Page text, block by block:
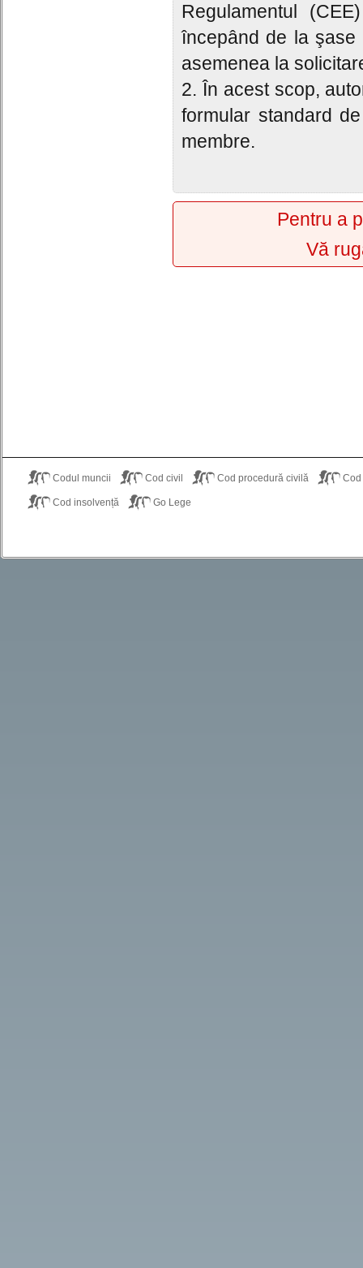
Regulamentul
începând de la şase
asemenea la
2. În acest scop,
formular standard
membre.
Pentru a
Vă
Codul muncii Cod civil Cod procedură civilă
Cod insolvență Go Lege